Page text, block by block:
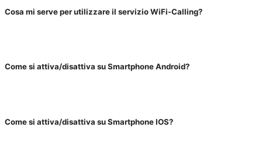
Cosa mi serve per utilizzare il servizio WiFi-Calling?
Come si attiva/disattiva su Smartphone Android?
Come si attiva/disattiva su Smartphone IOS?